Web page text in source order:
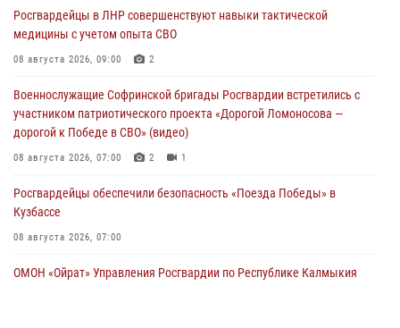
Росгвардейцы в ЛНР совершенствуют навыки тактической
медицины с учетом опыта СВО
08 августа 2026, 09:00 2
Военнослужащие Софринской бригады Росгвардии встретились с
участником патриотического проекта «Дорогой Ломоносова —
дорогой к Победе в СВО» (видео)
08 августа 2026, 07:00 2 1
Росгвардейцы обеспечили безопасность «Поезда Победы» в
Кузбассе
08 августа 2026, 07:00
ОМОН «Ойрат» Управления Росгвардии по Республике Калмыкия